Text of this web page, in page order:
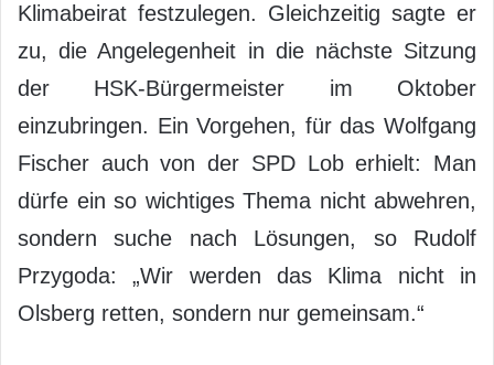
Klimabeirat festzulegen. Gleichzeitig sagte er
zu, die Angelegenheit in die nächste Sitzung
der HSK-Bürgermeister im Oktober
einzubringen. Ein Vorgehen, für das Wolfgang
Fischer auch von der SPD Lob erhielt: Man
dürfe ein so wichtiges Thema nicht abwehren,
sondern suche nach Lösungen, so Rudolf
Przygoda: „Wir werden das Klima nicht in
Olsberg retten, sondern nur gemeinsam.“